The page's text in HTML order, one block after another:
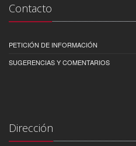
Contacto
PETICIÓN DE INFORMACIÓN
SUGERENCIAS Y COMENTARIOS
Dirección